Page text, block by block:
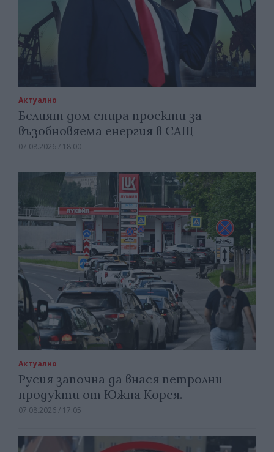
Актуално
Белият дом спира проекти за
възобновяема енергия в САЩ
07.08.2026 / 18:00
Актуално
Русия започна да внася петролни
продукти от Южна Корея.
07.08.2026 / 17:05